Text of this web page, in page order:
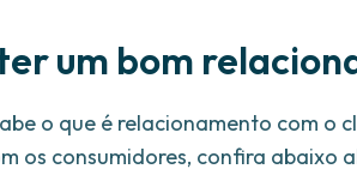
um bom
o que é relacionamento com o
os consumidores, confira abaixo